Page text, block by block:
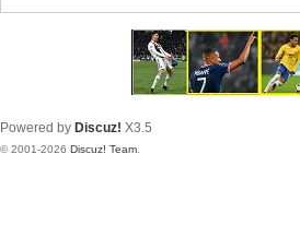
Powered by Discuz! X3.5
© 2001-2026 Discuz! Team